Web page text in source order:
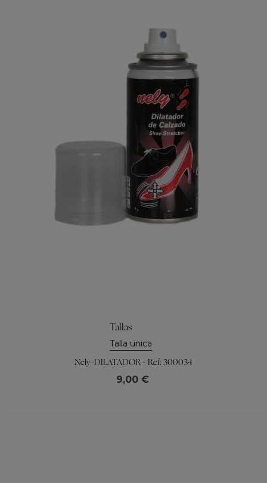
Tallas
Talla unica
Nely-DILATADOR - Ref: 300034
9,00 €